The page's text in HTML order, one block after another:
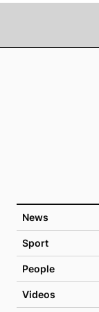
News
Sport
People
Videos